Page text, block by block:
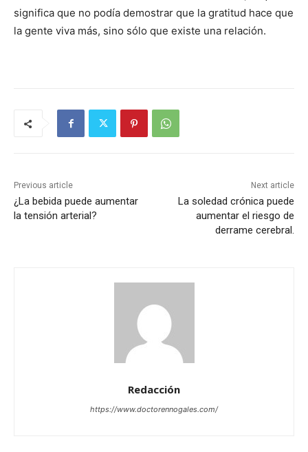
significa que no podía demostrar que la gratitud hace que
la gente viva más, sino sólo que existe una relación.
Previous article
¿La bebida puede aumentar
la tensión arterial?
Next article
La soledad crónica puede
aumentar el riesgo de
derrame cerebral.
Redacción
https://www.doctorennogales.com/